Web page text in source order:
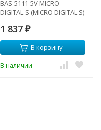
BAS-5111-5V MICRO
DIGITAL-S (MICRO DIGITAL S)
1 837 ₽
В корзину
В наличии